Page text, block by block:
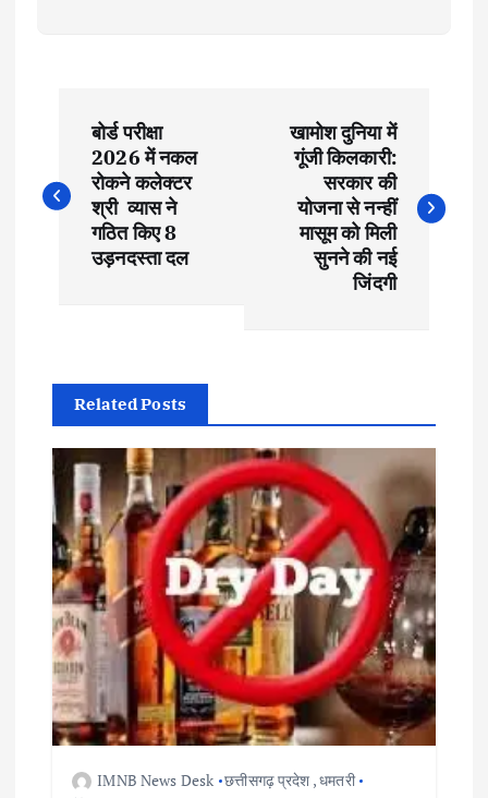
o
s
a
v
g
a
t
o
बोर्ड परीक्षा
2026 में नकल
रोकने कलेक्टर
श्री व्यास ने
गठित किए 8
उड़नदस्ता दल
खामोश दुनिया में
गूंजी किलकारी:
सरकार की
योजना से नन्हीं
मासूम को मिली
सुनने की नई
जिंदगी
Related Posts
IMNB News Desk छत्तीसगढ़ प्रदेश ,धमतरी